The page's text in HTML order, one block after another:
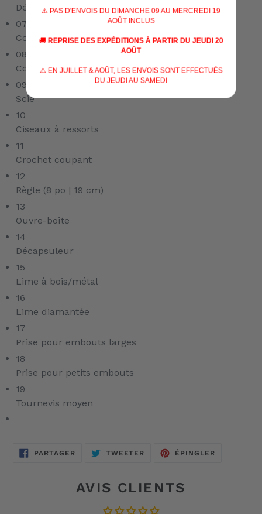
Dénudeur
07
Couteau en acier inoxydable 154CM
08
Couteau dentelé en acier inoxydable 420HC
09
Scie
10
Ciseaux à ressorts
11
Crochet coupant
12
Règle (8 po | 19 cm)
13
Ouvre-boîte
14
Décapsuleur
15
Lime à bois/métal
16
Lime diamantée
17
Prise pour embouts larges
18
Prise pour petits embouts
19
Tournevis moyen
PARTAGERPARTAGER
SUR
TWEETER TWEETERÉPINGLER
AVIS CLIENTS
⚠️ PAS D'ENVOIS DU DIMANCHE 09 AU MERCREDI 19
AOÛT INCLUS
🚚 REPRISE DES EXPÉDITIONS À PARTIR DU JEUDI 20
AOÛT
⚠️ EN JUILLET & AOÛT, LES ENVOIS SONT EFFECTUÉS
DU JEUDI AU SAMEDI